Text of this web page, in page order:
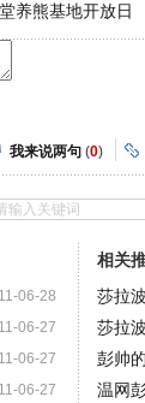
养熊基地开放日
我来说两句 (0)
11-06-28
11-06-27
11-06-27
11-06-27
相关
莎拉
莎拉
彭帅
温网